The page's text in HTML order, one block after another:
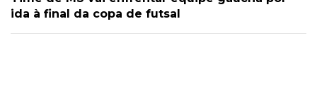
ida à final da copa de futsal